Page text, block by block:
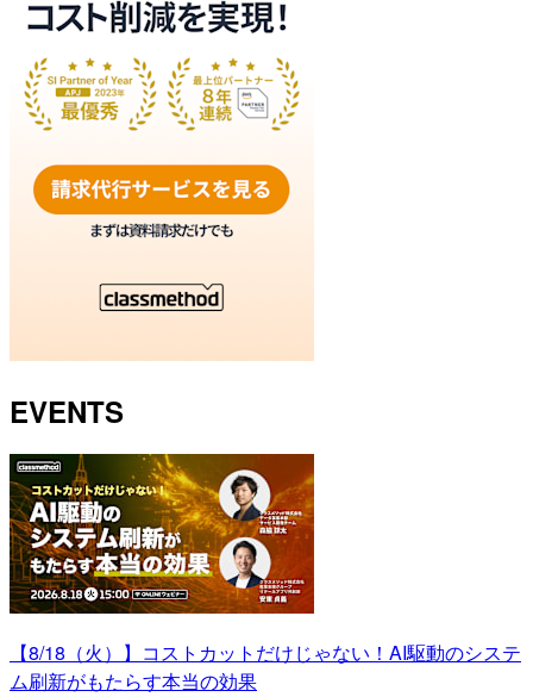
EVENTS
【8/18（火）】コストカットだけじゃない！AI駆動のシステ
ム刷新がもたらす本当の効果